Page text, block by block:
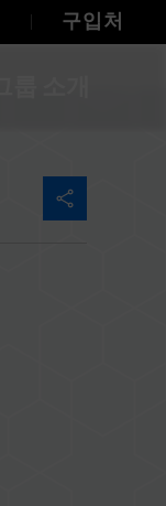
구입처